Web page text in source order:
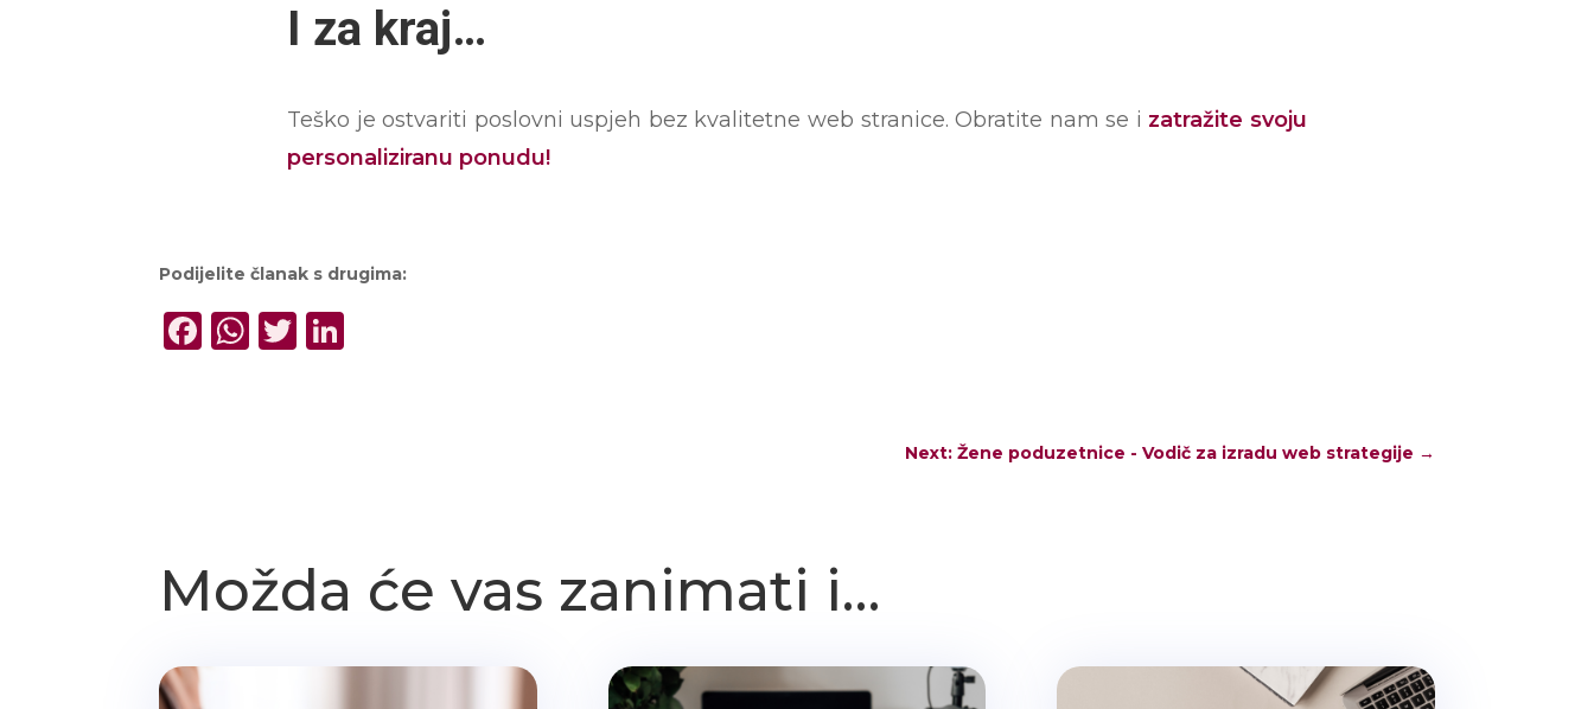
I za kraj…
Teško je ostvariti poslovni uspjeh bez kvalitetne web stranice. Obratite nam se i zatražite svoju
personaliziranu ponudu!
Podijelite članak s drugima:
Facebook
WhatsApp
Twitter
Next: Žene poduzetnice - Vodič za izradu web strategije →
Možda će vas zanimati i…